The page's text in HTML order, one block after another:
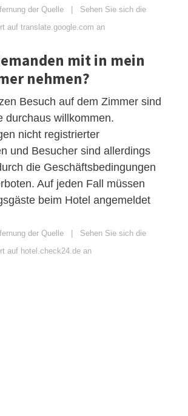
der Quelle | Sehen Sie sich die
auf translate.google.com an
mit in mein
nehmen?
Besuch auf dem Zimmer sind
durchaus willkommen.
nicht registrierter
und Besucher sind allerdings
die Geschäftsbedingungen
Auf jeden Fall müssen
beim Hotel angemeldet
der Quelle | Sehen Sie sich die
auf hotel.check24.de an